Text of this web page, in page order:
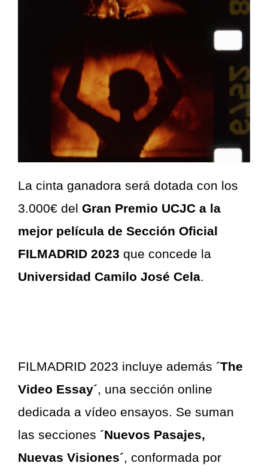
La cinta ganadora será dotada con los
3.000€ del Gran Premio UCJC a la
mejor película de Sección Oficial
FILMADRID 2023 que concede la
Universidad Camilo José Cela.
FILMADRID 2023 incluye además ´The
Video Essay´ , una sección online
dedicada a vídeo ensayos. Se suman
las secciones ´Nuevos Pasajes,
Nuevas Visiones´ , conformada por